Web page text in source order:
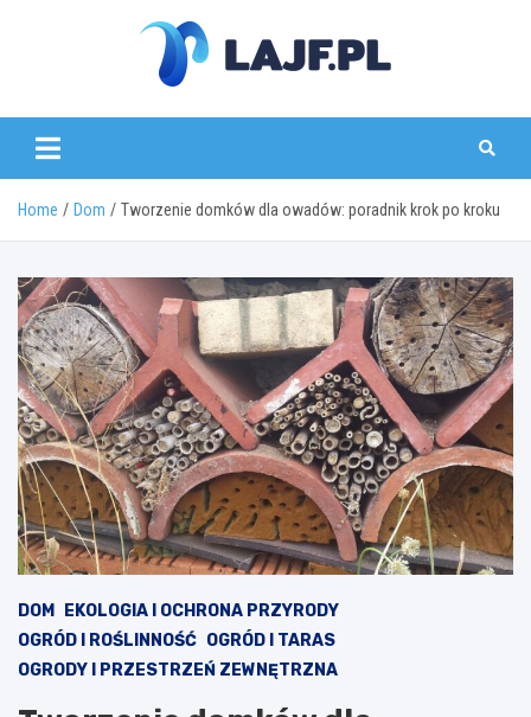
lajf.pl
Home Dom Tworzenie domków dla owadów: poradnik krok po kroku
DOM
EKOLOGIA I OCHRONA PRZYRODY
OGRÓD I ROŚLINNOŚĆ OGRÓD I TARAS
OGRODY I PRZESTRZEŃ ZEWNĘTRZNA